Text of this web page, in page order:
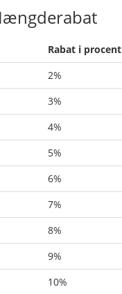
Rabat i procent
2%
3%
4%
5%
6%
7%
8%
9%
10%